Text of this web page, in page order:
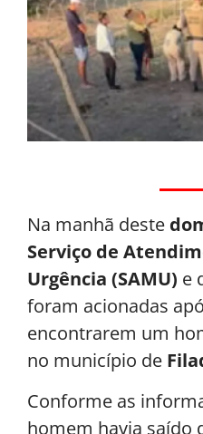
Na manhã deste
Serviço de
Urgência (SAMU) e
foram acionadas
encontrarem um
no município de
Conforme as
homem havia saído